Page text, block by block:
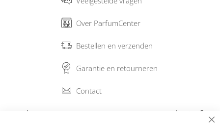
Over ParfumCenter
Bestellen en verzenden
Garantie en retourneren
Contact
Abonneer op onze nieuwsbrief